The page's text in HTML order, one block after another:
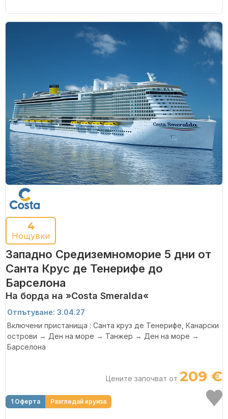
4
Нощувки
Западно Средиземноморие 5 дни от
Санта Крус де Тенерифе до
Барселона
На борда на »Costa Smeralda«
Отпътуване: 3.04.27
Включени пристанища : Санта круз де Тенерифе, Канарски
острови → Ден на море → Танжер → Ден на море →
Барселона
Цените започват от 209 €
1 Оферта Разгледай круиза